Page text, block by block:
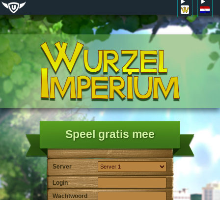
Speel gratis mee
Server
Login
Wachtwoord